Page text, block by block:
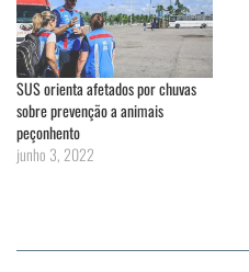
SUS orienta afetados por chuvas
sobre prevenção a animais
peçonhento
junho 3, 2022